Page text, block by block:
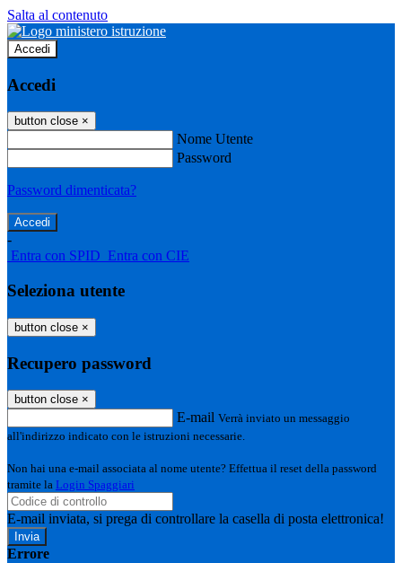
Salta al contenuto
Accedi
Accedi
button close ×
Nome Utente
Password
Password dimenticata?
-
Entra con SPID Entra con CIE
Seleziona utente
button close ×
Recupero password
button close ×
E-mail Verrà inviato un messaggio
all'indirizzo indicato con le istruzioni necessarie.
Non hai una e-mail associata al nome utente? Effettua il reset della password
tramite la Login Spaggiari
E-mail inviata, si prega di controllare la casella di posta elettronica!
Errore